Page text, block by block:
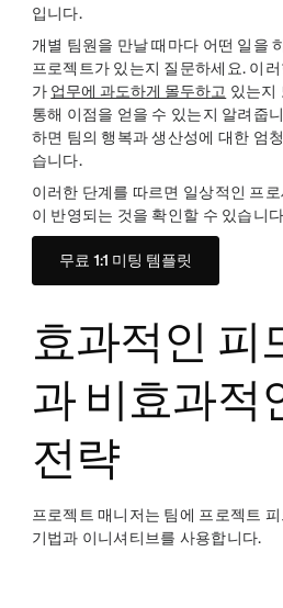
입니다.
개별 팀원을 만날 때마다 어떤 일을
프로젝트가 있는지 질문하세요. 이
가 업무에 과도하게 몰두하고 있는지
통해 이점을 얻을 수 있는지 알려줍
하면 팀의 행복과 생산성에 대한 엄
습니다.
이러한 단계를 따르면 일상적인 프
이 반영되는 것을 확인할 수 있습니
무료 1:1 미팅 템플릿
효과적인 피
과 비효과적
전략
프로젝트 매니저는 팀에 프로젝트
기법과 이니셔티브를 사용합니다.